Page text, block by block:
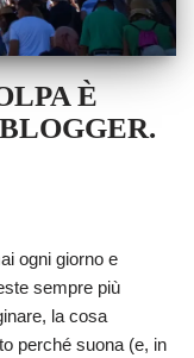
È
ogni giorno e
sempre più
la cosa
perché suona (e, in